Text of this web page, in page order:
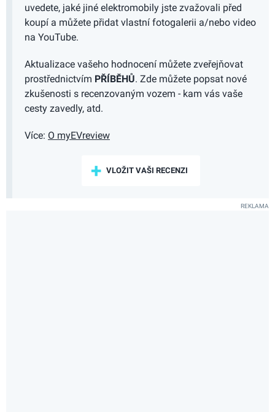
uvedete, jaké jiné elektromobily jste zvažovali před
koupí a můžete přidat vlastní fotogalerii a/nebo video
na YouTube.
Aktualizace vašeho hodnocení můžete zveřejňovat
prostřednictvím PŘÍBĚHŮ. Zde můžete popsat nové
zkušenosti s recenzovaným vozem - kam vás vaše
cesty zavedly, atd.
Více: O myEVreview
VLOŽIT VAŠI RECENZI